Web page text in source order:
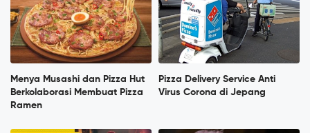
Menya Musashi dan Pizza Hut
Berkolaborasi Membuat Pizza
Ramen
Pizza Delivery Service Anti
Virus Corona di Jepang